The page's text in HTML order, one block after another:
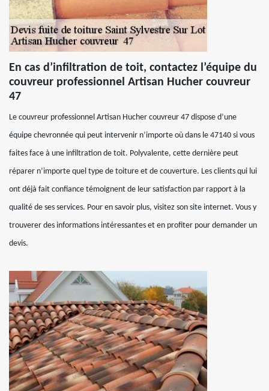
En cas d’infiltration de toit, contactez l’équipe du
couvreur professionnel Artisan Hucher couvreur
47
Le couvreur professionnel Artisan Hucher couvreur 47 dispose d’une
équipe chevronnée qui peut intervenir n’importe où dans le 47140 si vous
faites face à une infiltration de toit. Polyvalente, cette dernière peut
réparer n’importe quel type de toiture et de couverture. Les clients qui lui
ont déjà fait confiance témoignent de leur satisfaction par rapport à la
qualité de ses services. Pour en savoir plus, visitez son site internet. Vous y
trouverer des informations intéressantes et en profiter pour demander un
devis.